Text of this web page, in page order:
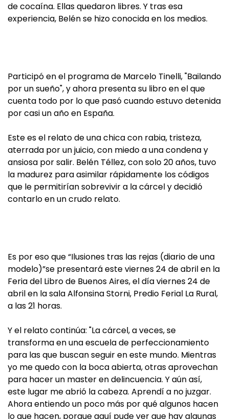
de cocaína. Ellas quedaron libres. Y tras esa
experiencia, Belén se hizo conocida en los medios.
Participó en el programa de Marcelo Tinelli, "Bailando
por un sueño", y ahora presenta su libro en el que
cuenta todo por lo que pasó cuando estuvo detenida
por casi un año en España.
Este es el relato de una chica con rabia, tristeza,
aterrada por un juicio, con miedo a una condena y
ansiosa por salir. Belén Téllez, con solo 20 años, tuvo
la madurez para asimilar rápidamente los códigos
que le permitirían sobrevivir a la cárcel y decidió
contarlo en un crudo relato.
Es por eso que “Ilusiones tras las rejas (diario de una
modelo)”se presentará este viernes 24 de abril en la
Feria del Libro de Buenos Aires, el día viernes 24 de
abril en la sala Alfonsina Storni, Predio Ferial La Rural,
a las 21 horas.
Y el relato continúa: "La cárcel, a veces, se
transforma en una escuela de perfeccionamiento
para las que buscan seguir en este mundo. Mientras
yo me quedo con la boca abierta, otras aprovechan
para hacer un master en delincuencia. Y aún así,
este lugar me abrió la cabeza. Aprendí a no juzgar.
Ahora entiendo un poco más por qué algunos hacen
lo que hacen, porque aquí pude ver que hay algunas